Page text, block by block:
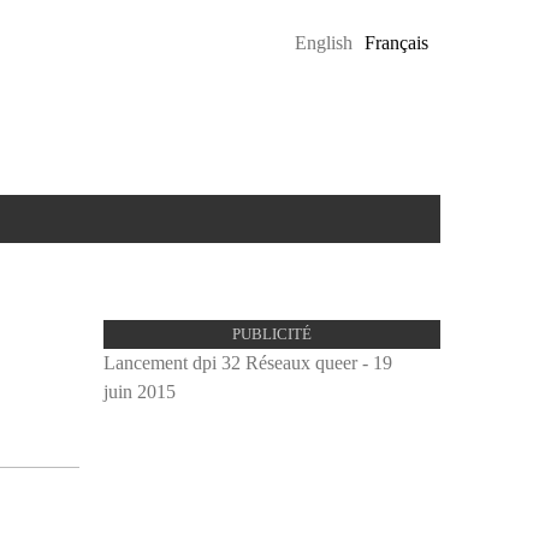
English
Français
PUBLICITÉ
Lancement dpi 32 Réseaux queer - 19
juin 2015